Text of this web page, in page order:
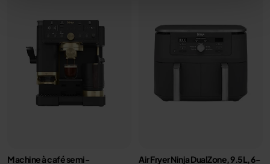
Machine à café semi-
Air Fryer Ninja DualZone, 9.5L, 6-